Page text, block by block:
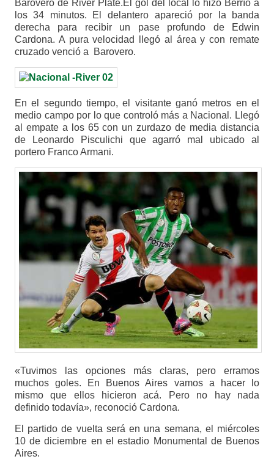
Barovero de River Plate.El gol del local lo hizo Berrío a
los 34 minutos. El delantero apareció por la banda
derecha para recibir un pase profundo de Edwin
Cardona. A pura velocidad llegó al área y con remate
cruzado venció a Barovero.
En el segundo tiempo, el visitante ganó metros en el
medio campo por lo que controló más a Nacional. Llegó
al empate a los 65 con un zurdazo de media distancia
de Leonardo Pisculichi que agarró mal ubicado al
portero Franco Armani.
«Tuvimos las opciones más claras, pero erramos
muchos goles. En Buenos Aires vamos a hacer lo
mismo que ellos hicieron acá. Pero no hay nada
definido todavía», reconoció Cardona.
El partido de vuelta será en una semana, el miércoles
10 de diciembre en el estadio Monumental de Buenos
Aires.